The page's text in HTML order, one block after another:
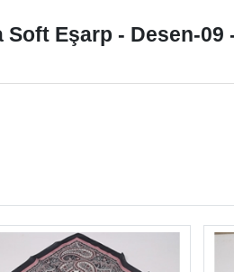
Eşarp - Desen-09